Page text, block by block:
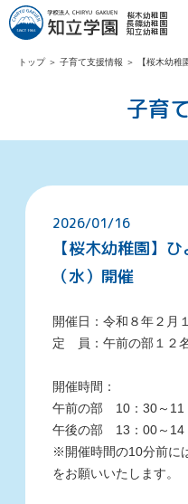
桜木幼稚園
長篠幼稚園
知立幼稚園
トップ ＞ 子育て支援情報 ＞ 【桜木幼
子育
2026/01/16
【桜木幼稚園】
（水）開催
開催日： 令和８年２月
定 員：午前の部１２
開催時間：
午前の部 10：30～11
午後の部 13：00～14
※ 開催時間の10分前に
をお願いいたします。